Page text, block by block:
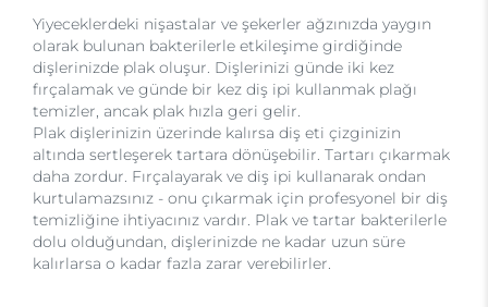
Yiyeceklerdeki nişastalar ve şekerler ağzınızda yaygın
olarak bulunan bakterilerle etkileşime girdiğinde
dişlerinizde plak oluşur. Dişlerinizi günde iki kez
fırçalamak ve günde bir kez diş ipi kullanmak plağı
temizler, ancak plak hızla geri gelir.
Plak dişlerinizin üzerinde kalırsa diş eti çizginizin
altında sertleşerek tartara dönüşebilir. Tartarı çıkarmak
daha zordur. Fırçalayarak ve diş ipi kullanarak ondan
kurtulamazsınız - onu çıkarmak için profesyonel bir diş
temizliğine ihtiyacınız vardır. Plak ve tartar bakterilerle
dolu olduğundan, dişlerinizde ne kadar uzun süre
kalırlarsa o kadar fazla zarar verebilirler.